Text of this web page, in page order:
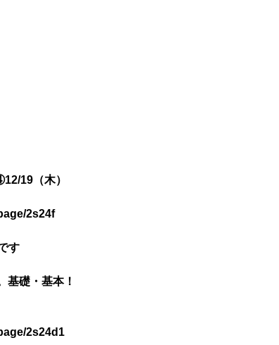
19（木）
2s24f
す
基礎・基本！
2s24d1